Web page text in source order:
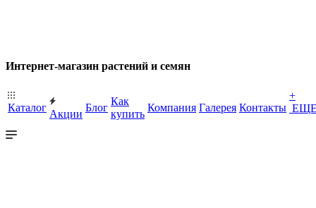
Интернет-магазин растений и семян
Каталог
Акции
Блог
Как
купить
Компания Галерея Контакты
+